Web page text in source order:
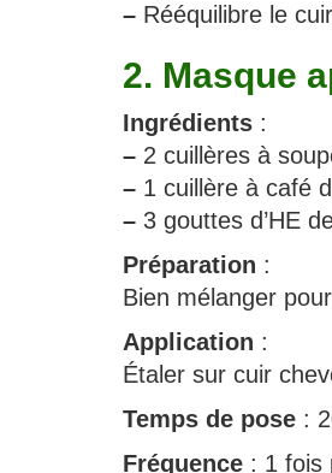
– Rééquilibre le
2. Masque
Ingrédients :
– 2 cuillères à
– 1 cuillère à café
– 3 gouttes d’HE
Préparation :
Bien mélanger
Application :
Étaler sur cuir
Temps de pose :
Fréquence : 1 fois